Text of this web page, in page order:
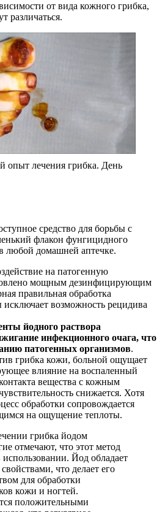
от вида кожного грибка,
различаться.
опыт лечения грибка. День
средство для борьбы с
флакон фунгицидного
любой домашней аптечке.
на патогенную
мощным дезинфицирующим
правильная обработка
возможность рецидива
йодного раствора
инфекционного очага, что
патогенных организмов.
грибка кожи, больной ощущает
влияние на воспаленный
вещества с кожным
снижается. Хотя
обработки сопровождается
на ощущение теплоты.
грибка йодом
отмечают, что этот метод
использовании. Йод обладает
что делает его
для обработки
кожи и ногтей.
положительными